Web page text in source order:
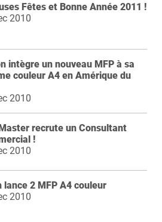
Fêtes et Bonne Année 2011 !
2010
intègre un nouveau MFP à sa
couleur A4 en Amérique du
2010
recrute un Consultant
!
2010
lance 2 MFP A4 couleur
2010